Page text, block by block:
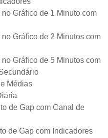
Gráfico de 1 Minuto com
Gráfico de 2 Minutos com
Gráfico de 5 Minutos com
Médias
de Gap com Canal de
de Gap com Indicadores